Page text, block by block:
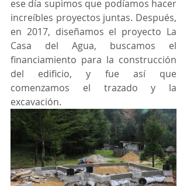
ese día supimos que podíamos hacer
increíbles proyectos juntas. Después,
en 2017, diseñamos el proyecto La
Casa del Agua, buscamos el
financiamiento para la construcción
del edificio, y fue así que
comenzamos el trazado y la
excavación.